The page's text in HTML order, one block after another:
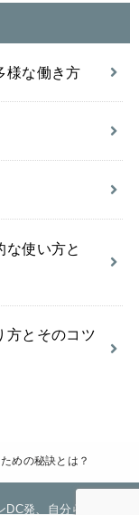
様な働き方
な使い方と
方とそのコツ
めの秘訣とは？
発、自分らしいキ